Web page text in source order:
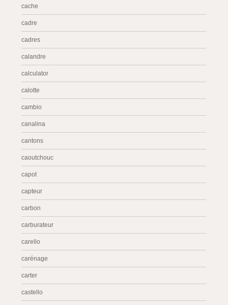
cache
cadre
cadres
calandre
calculator
calotte
cambio
canalina
cantons
caoutchouc
capot
capteur
carbon
carburateur
carello
carénage
carter
castello